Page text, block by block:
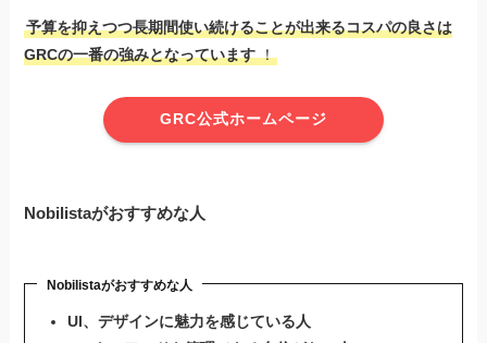
予算を抑えつつ長期間使い続けることが出来るコスパの良さは
GRCの一番の強みとなっています ！
GRC公式ホームページ
Nobilistaがおすすめな人
Nobilistaがおすすめな人
UI、デザインに魅力を感じている人